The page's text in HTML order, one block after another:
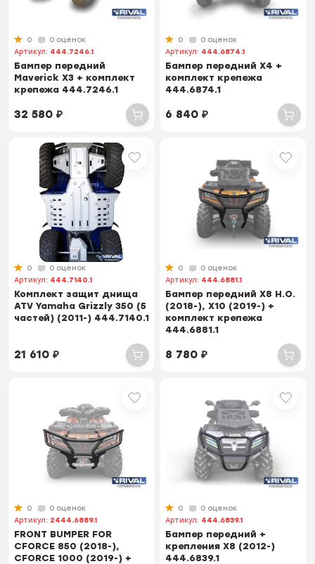
0
0 оценок
Артикул: 444.7246.1
Бампер передний
Maverick X3 + комплект
крепежа 444.7246.1
32 580₽
0
0 оценок
Артикул: 444.6874.1
Бампер передний X4 +
комплект крепежа
444.6874.1
6 840₽
0
0 оценок
Артикул: 444.7140.1
Комплект защит днища
ATV Yamaha Grizzly 350 (5
частей) (2011-) 444.7140.1
21 610₽
0
0 оценок
Артикул: 444.6881.1
Бампер передний Х8 Н.О.
(2018-), X10 (2019-) +
комплект крепежа
444.6881.1
8 780₽
0
0 оценок
Артикул: 2444.6889.1
FRONT BUMPER FOR
CFORCE 850 (2018-),
CFORCE 1000 (2019-) +
0
0 оценок
Артикул: 444.6839.1
Бампер передний +
крепления X8 (2012-)
444.6839.1